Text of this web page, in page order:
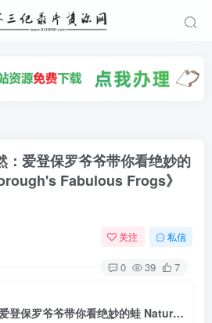
：爱登保罗爷爷带你看绝妙的
Fabulous Frogs》
关注 私信
0 39 7
自然纪录片《大自然：爱登保罗爷爷带你看绝妙的蛙 Nature: Attenborough's Fabulous Frogs》下载